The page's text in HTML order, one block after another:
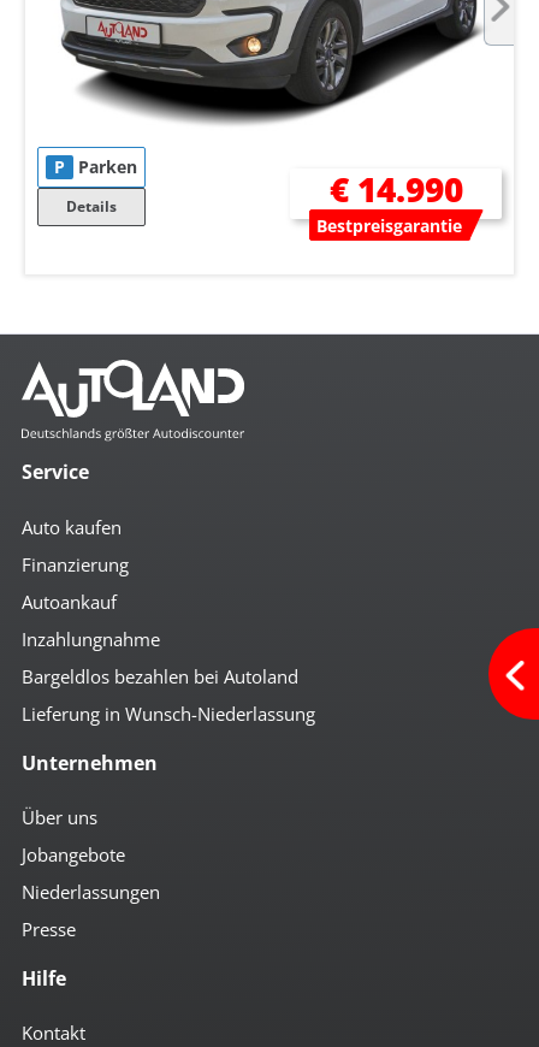
P Parken
Details € 14.990
Bestpreisgarantie
Service
Auto kaufen
Finanzierung
Autoankauf
Inzahlungnahme
Bargeldlos bezahlen bei Autoland
Lieferung in Wunsch-Niederlassung
Unternehmen
Über uns
Jobangebote
Niederlassungen
Presse
Hilfe
Kontakt